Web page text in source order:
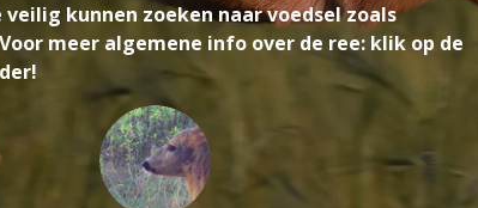
veilig kunnen zoeken naar voedsel zoals
meer algemene info over de ree: klik op de